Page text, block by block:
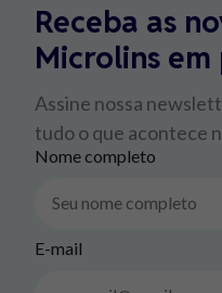
Receba as
Microlins
Assine nossa
tudo o que acontece
Nome completo
E-mail